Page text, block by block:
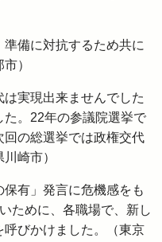
備に対抗するため共に
）
実現出来ませんでした
。22年の参議院選挙で
の総選挙では政権交代
崎市）
有」発言に危機感をも
ために、各職場で、新し
呼びかけました。（東京